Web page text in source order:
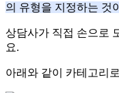
의 유형을 지정하는 것
상담사가 직접 손으로
요.
아래와 같이 카테고리